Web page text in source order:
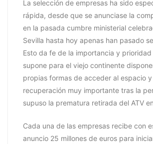
La selección de empresas ha sido
rápida, desde que se anunciase la
en la pasada cumbre ministerial
Sevilla hasta hoy apenas han pasado
Esto da fe de la importancia y
supone para el viejo continente
propias formas de acceder al espacio y
recuperación muy importante tras la
supuso la prematura retirada del ATV
Cada una de las empresas recibe con
anuncio 25 millones de euros para